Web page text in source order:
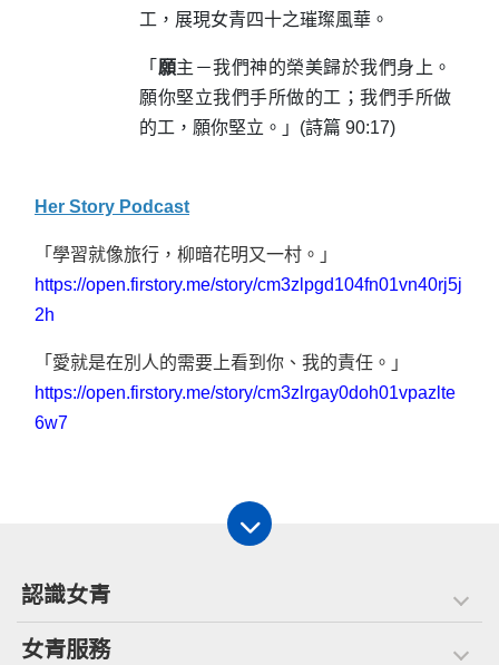
工，展現女青四十之璀璨風華。
「 願主－我們神的榮美歸於我們身上。
願你堅立我們手所做的工；我們手所做
的工，願你堅立。」 (詩篇 90:17)
Her Story Podcast
「學習就像旅行，柳暗花明又一村。」
https://open.firstory.me/story/cm3zlpgd104fn01vn40rj5j
2h
「愛就是在別人的需要上看到你、我的責任。」
https://open.firstory.me/story/cm3zlrgay0doh01vpazlte
6w7
認識女青
女青服務